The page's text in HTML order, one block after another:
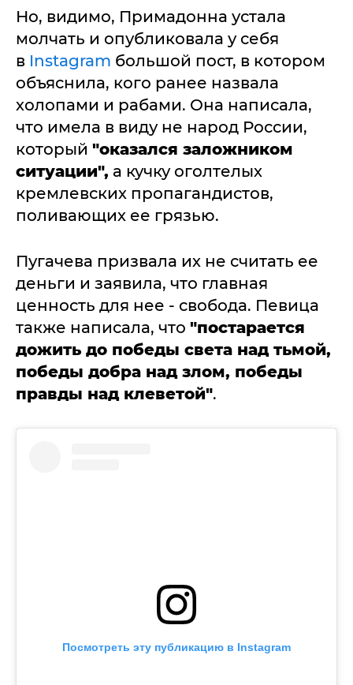
Но, видимо, Примадонна устала
молчать и опубликовала у себя
в Instagram большой пост, в котором
объяснила, кого ранее назвала
холопами и рабами. Она написала,
что имела в виду не народ России,
который "оказался заложником
ситуации", а кучку оголтелых
кремлевских пропагандистов,
поливающих ее грязью.
Пугачева призвала их не считать ее
деньги и заявила, что главная
ценность для нее - свобода. Певица
также написала, что "постарается
дожить до победы света над тьмой,
победы добра над злом, победы
правды над клеветой".
Посмотреть эту публикацию в Instagram